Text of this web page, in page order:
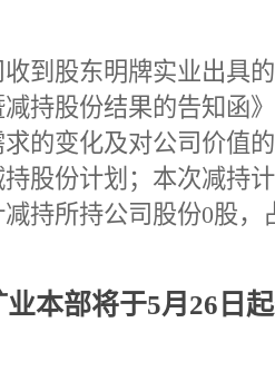
到股东明牌实业出具
持股份结果的告知函
的变化及对公司价值
股份计划；本次减持
持所持公司股份0股，
本部将于5月26日